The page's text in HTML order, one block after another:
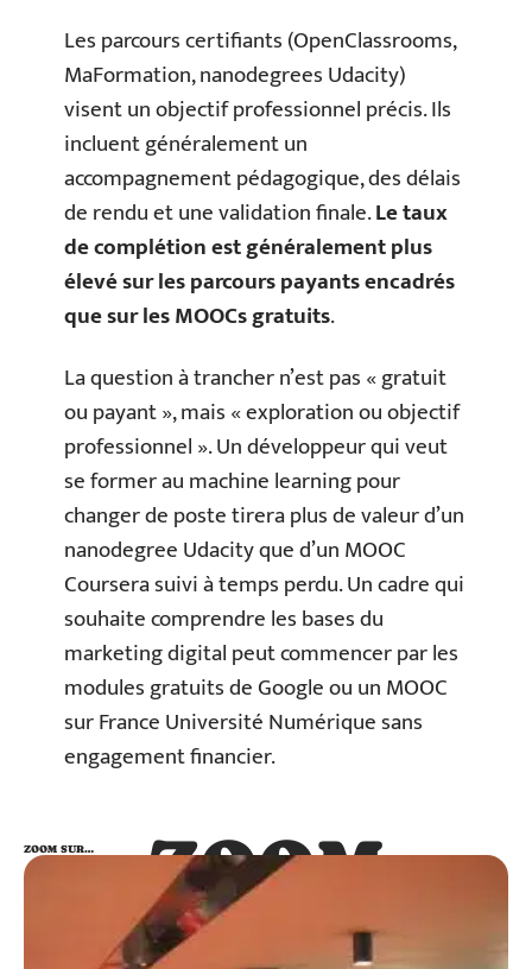
Les parcours certifiants (OpenClassrooms,
MaFormation, nanodegrees Udacity)
visent un objectif professionnel précis. Ils
incluent généralement un
accompagnement pédagogique, des délais
de rendu et une validation finale.Le taux
de complétion est généralement plus
élevé sur les parcours payants encadrés
que sur les MOOCs gratuits.
La question à trancher n’est pas « gratuit
ou payant », mais « exploration ou objectif
professionnel ». Un développeur qui veut
se former au machine learning pour
changer de poste tirera plus de valeur d’un
nanodegree Udacity que d’un MOOC
Coursera suivi à temps perdu. Un cadre qui
souhaite comprendre les bases du
marketing digital peut commencer par les
modules gratuits de Google ou un MOOC
sur France Université Numérique sans
engagement financier.
ZOOM
SUR…
ZOOM SUR…